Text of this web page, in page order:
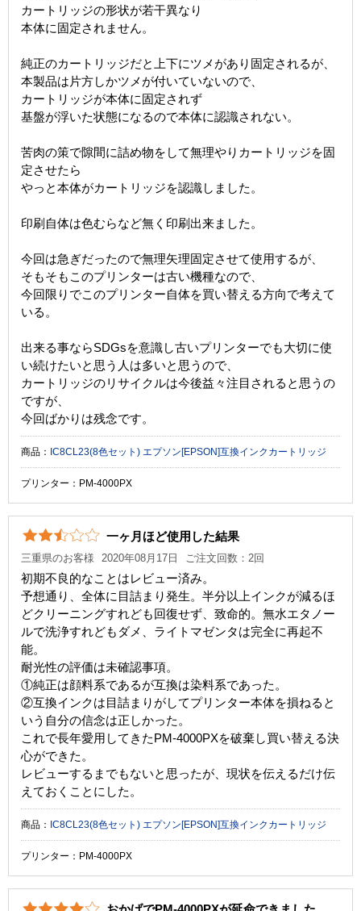
カートリッジの形状が若干異なり
本体に固定されません。
純正のカートリッジだと上下にツメがあり固定されるが、
本製品は片方しかツメが付いていないので、
カートリッジが本体に固定されず
基盤が浮いた状態になるので本体に認識されない。
苦肉の策で隙間に詰め物をして無理やりカートリッジを固
定させたら
やっと本体がカートリッジを認識しました。
印刷自体は色むらなど無く印刷出来ました。
今回は急ぎだったので無理矢理固定させて使用するが、
そもそもこのプリンターは古い機種なので、
今回限りでこのプリンター自体を買い替える方向で考えて
いる。
出来る事ならSDGsを意識し古いプリンターでも大切に使
い続けたいと思う人は多いと思うので、
カートリッジのリサイクルは今後益々注目されると思うの
ですが、
今回ばかりは残念です。
商品： IC8CL23(8色セット) エプソン[EPSON]互換インクカートリッジ
プリンター：PM-4000PX
一ヶ月ほど使用した結果
三重県のお客様 2020年08月17日 ご注文回数：2回
初期不良的なことはレビュー済み。
予想通り、全体に目詰まり発生。半分以上インクが減るほ
どクリーニングすれども回復せず、致命的。無水エタノー
ルで洗浄すれどもダメ、ライトマゼンタは完全に再起不
能。
耐光性の評価は未確認事項。
①純正は顔料系であるが互換は染料系であった。
②互換インクは目詰まりがしてプリンター本体を損ねると
いう自分の信念は正しかった。
これで長年愛用してきたPM-4000PXを破棄し買い替える決
心ができた。
レビューするまでもないと思ったが、現状を伝えるだけ伝
えておくことにした。
商品： IC8CL23(8色セット) エプソン[EPSON]互換インクカートリッジ
プリンター：PM-4000PX